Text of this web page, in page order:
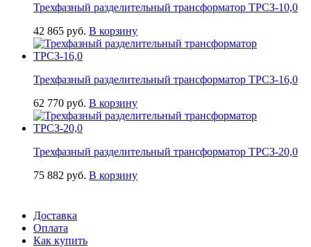
Трехфазный разделительный трансформатор ТРСЗ-10,0
42 865 руб. В корзину
Трехфазный разделительный трансформатор ТРСЗ-16,0
62 770 руб. В корзину
Трехфазный разделительный трансформатор ТРСЗ-20,0
75 882 руб. В корзину
Доставка
Оплата
Как купить